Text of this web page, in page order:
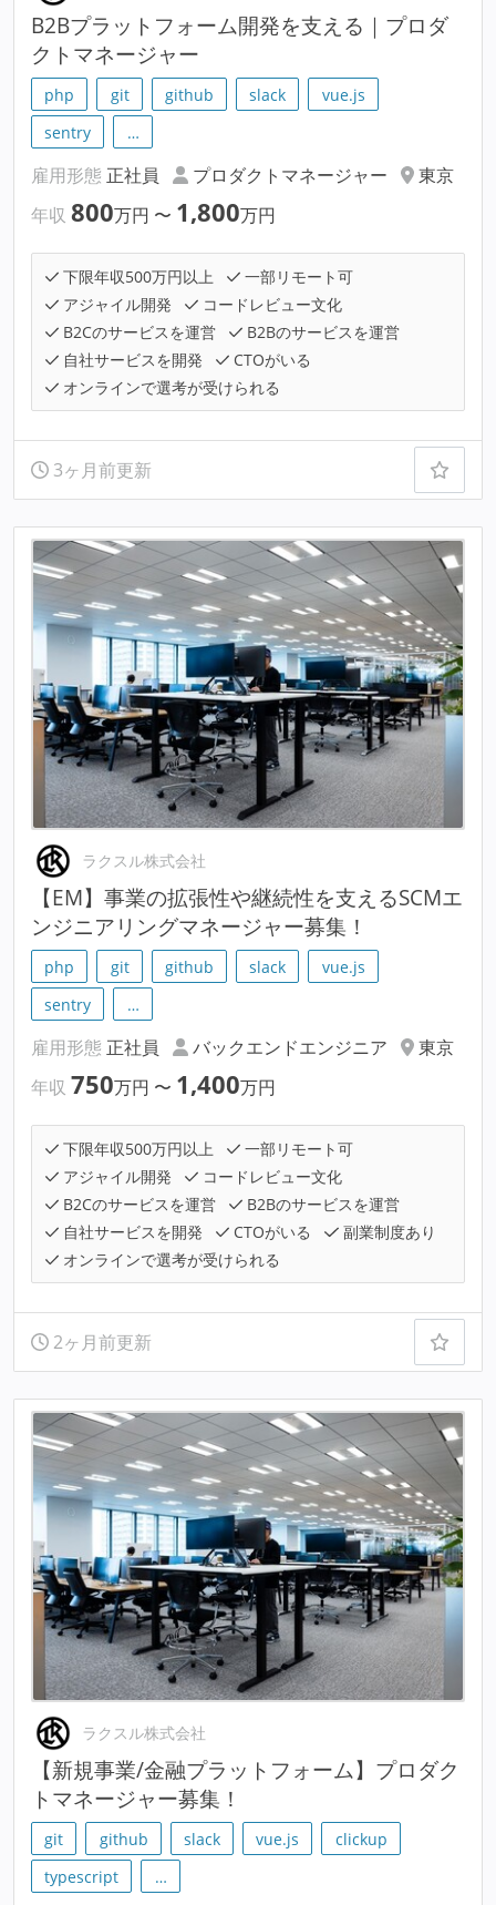
B2Bプラットフォーム開発を支える｜プロダ
クトマネージャー
php git github slack
vue.js
sentry
…
雇用形態 正社員 プロダクトマネージャー
東京
年収 800万円 〜 1,800万円
下限年収500万円以上
一部リモート可
アジャイル開発
コードレビュー文化
B2Cのサービスを運営
B2Bのサービスを運営
自社サービスを開発
CTOがいる
オンラインで選考が受けられる
3ヶ月前更新
ラクスル株式会社
【EM】事業の拡張性や継続性を支えるSCMエ
ンジニアリングマネージャー募集！
php git github slack
vue.js
sentry
…
雇用形態 正社員 バックエンドエンジニア
東京
年収 750万円 〜 1,400万円
下限年収500万円以上
一部リモート可
アジャイル開発
コードレビュー文化
B2Cのサービスを運営
B2Bのサービスを運営
自社サービスを開発
CTOがいる
副業制度あり
オンラインで選考が受けられる
2ヶ月前更新
ラクスル株式会社
【新規事業/金融プラットフォーム】プロダク
トマネージャー募集！
git github slack vue.js
clickup
typescript
…